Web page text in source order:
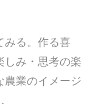
る。作る喜
しみ・思考の楽
農業のイメージ